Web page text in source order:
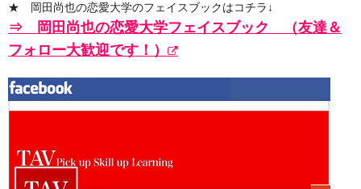
★ 岡田尚也の恋愛大学のフェイスブックはコチラ↓
⇒ 岡田尚也の恋愛大学フェイスブック （友達＆
フォロー大歓迎です！）